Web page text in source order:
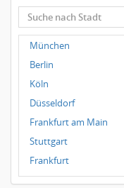
München
Berlin
Köln
Düsseldorf
Frankfurt am Main
Stuttgart
Frankfurt
Dresden